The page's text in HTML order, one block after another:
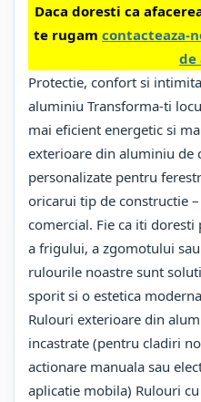
Daca doresti ca
te rugam contacteaza-
de
Protectie, confort si
aluminiu Transforma-ti
mai eficient energetic si
exterioare din aluminiu de
personalizate pentru
oricarui tip de constructie
comercial. Fie ca iti
a frigului, a zgomotului
rulourile noastre sunt
sporit si o estetica
Rulouri exterioare din
incastrate (pentru cladiri
actionare manuala sau
aplicatie mobila) Rulouri